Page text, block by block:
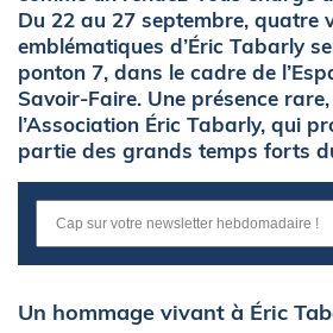
Du 22 au 27 septembre, quatre
emblématiques d’Éric Tabarly
ponton 7, dans le cadre de
Savoir-Faire. Une présence
l’Association Éric Tabarly, qui
partie des grands temps forts
Un hommage vivant à Éric